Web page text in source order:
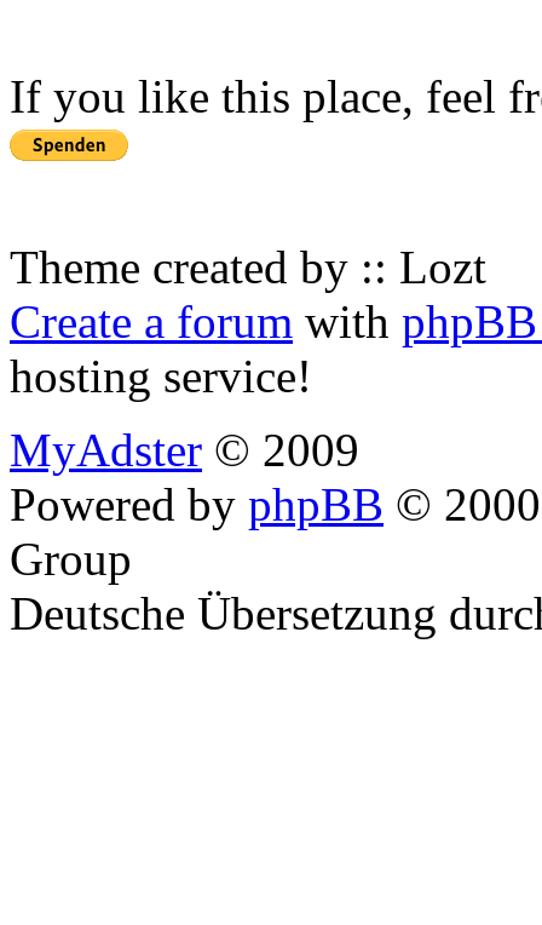
If you like this place, feel
Theme created by :: Lozt
Create a forum with
hosting service!
MyAdster © 2009
Powered by phpBB ©
Group
Deutsche Übersetzung